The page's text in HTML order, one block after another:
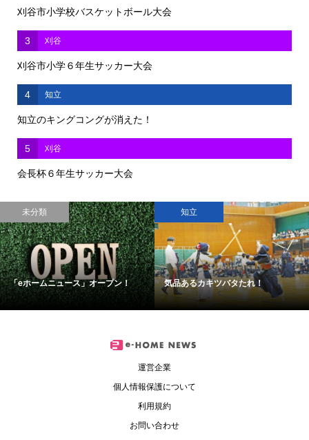
刈谷市小学校バスケットボール大会
3 刈谷
刈谷市小学６年生サッカー大会
4 知立
知立のキングコングが消えた！
5 刈谷
会長杯６年生サッカー大会
未分類
「eホームニュース」オープン！
知立
気品あるカキツバタたれ！
運営企業
個人情報保護について
利用規約
お問い合わせ